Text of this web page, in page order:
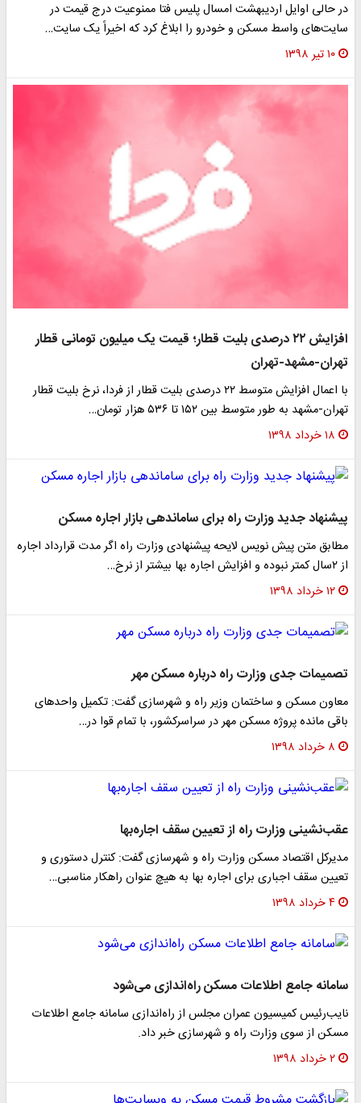
در حالی اوایل اردیبهشت امسال پلیس فتا ممنوعیت درج قیمت در
سایت‌های واسط مسکن و خودرو را ابلاغ کرد که اخیراً یک سایت…
۱۰ تیر ۱۳۹۸
افزایش ۲۲ درصدی بلیت قطار؛ قیمت یک میلیون تومانی قطار
تهران-مشهد-تهران
با اعمال افزایش متوسط ۲۲ درصدی بلیت قطار از فردا، نرخ بلیت قطار
تهران-مشهد به طور متوسط بین ۱۵۲ تا ۵۳۶ هزار تومان…
۱۸ خرداد ۱۳۹۸
پیشنهاد جدید وزارت راه برای ساماندهی بازار اجاره مسکن
مطابق متن پیش نویس لایحه پیشنهادی وزارت راه اگر مدت قرارداد اجاره
از ۲سال کمتر نبوده و افزایش اجاره بها بیشتر از نرخ…
۱۲ خرداد ۱۳۹۸
تصمیمات جدی وزارت راه درباره مسکن مهر
معاون مسکن و ساختمان وزیر راه و شهرسازی گفت: تکمیل واحد‌های
باقی مانده پروژه مسکن مهر در سراسرکشور، با تمام قوا در…
۸ خرداد ۱۳۹۸
عقب‌نشینی وزارت راه از تعیین سقف اجاره‌بها
مدیرکل اقتصاد مسکن وزارت راه و شهرسازی گفت: کنترل دستوری و
تعیین سقف اجباری برای اجاره بها به هیچ عنوان راهکار مناسبی…
۴ خرداد ۱۳۹۸
سامانه جامع اطلاعات مسکن راه‌اندازی می‌شود
نایب‌رئیس کمیسیون عمران مجلس از راه‌اندازی سامانه جامع اطلاعات
مسکن از سوی وزارت راه و شهرسازی خبر داد.
۲ خرداد ۱۳۹۸